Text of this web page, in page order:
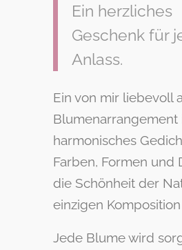
Ein herzliches
Geschenk für
Anlass.
Ein von mir liebevoll
Blumenarrangement
harmonisches
Farben, Formen und
die Schönheit der
einzigen
Jede Blume wird